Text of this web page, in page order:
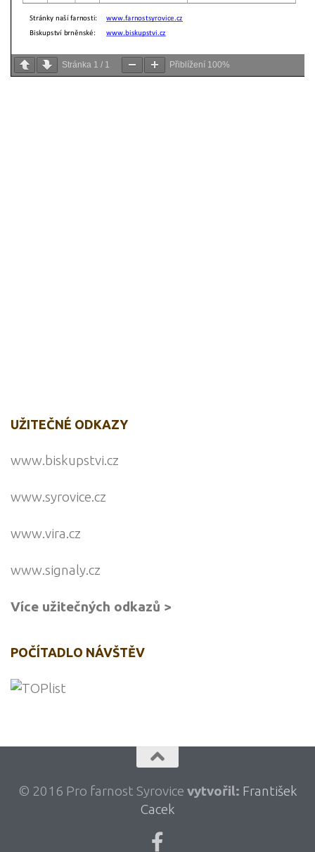
Stránka 1 / 1 Přiblížení 100%
UŽITEČNÉ ODKAZY
www.biskupstvi.cz
www.syrovice.cz
www.vira.cz
www.signaly.cz
Více užitečných odkazů >
POČÍTADLO NÁVŠTĚV
© 2016 Pro farnost Syrovice vytvořil: František
Cacek